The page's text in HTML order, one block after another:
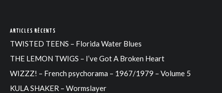
ARTICLES RÉCENTS
TWISTED TEENS – Florida Water Blues
THE LEMON TWIGS – I’ve Got A Broken Heart
WIZZZ! – French psychorama – 1967/1979 – Volume 5
KULA SHAKER – Wormslayer